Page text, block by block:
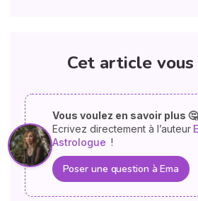
Cet article vous
Vous voulez en savoir plus
Ecrivez directement à l’auteur
Astrologue !
Poser une question à Ema